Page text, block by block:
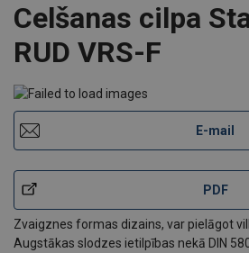
Celšanas cilpa
RUD VRS-F
E-mail
PDF
Zvaigznes formas dizains, var pielāgot
Augstākas slodzes ietilpības nekā DIN